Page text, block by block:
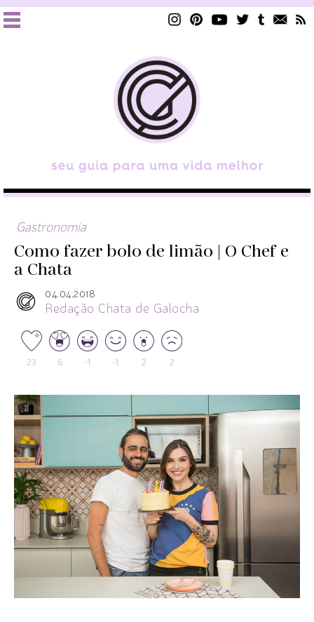
Gastronomia
Como fazer bolo de limão | O Chef e
a Chata
04.04.2018
Redação Chata de Galocha
23 6 -1 -1 2 2